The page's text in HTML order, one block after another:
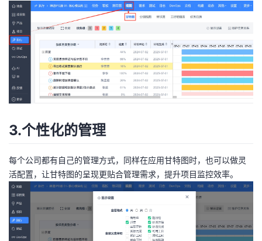
3.个性化的管理
每个公司都有自己的管理方式，同样在应用甘特图时，也可以做灵
活配置，让甘特图的呈现更贴合管理需求，提升项目监控效率。